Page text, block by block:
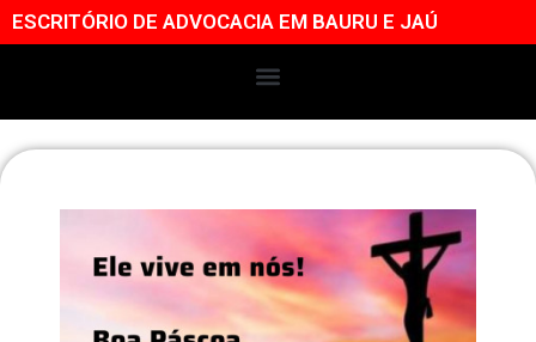
ESCRITÓRIO DE ADVOCACIA EM BAURU E JAÚ